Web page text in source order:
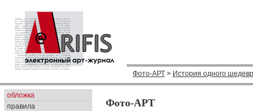
Фото-АРТ > История одного
обложка
правила
Фото-АРТ